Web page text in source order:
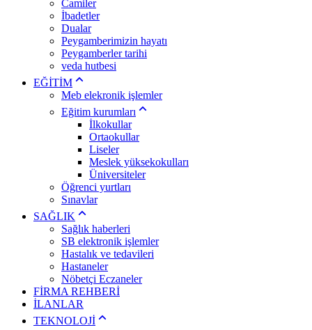
Camiler
İbadetler
Dualar
Peygamberimizin hayatı
Peygamberler tarihi
veda hutbesi
EĞİTİM
Meb elekronik işlemler
Eğitim kurumları
İlkokullar
Ortaokullar
Liseler
Meslek yüksekokulları
Üniversiteler
Öğrenci yurtları
Sınavlar
SAĞLIK
Sağlık haberleri
SB elektronik işlemler
Hastalık ve tedavileri
Hastaneler
Nöbetçi Eczaneler
FİRMA REHBERİ
İLANLAR
TEKNOLOJİ